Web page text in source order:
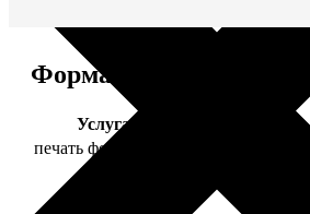
Форматы и цены
Услуга
печать фото 20х30